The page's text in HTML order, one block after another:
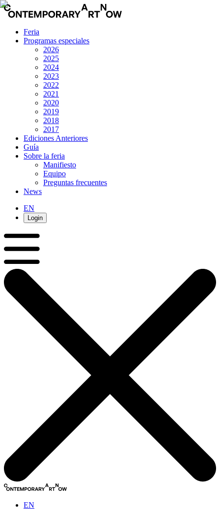
Feria
Programas especiales
2026
2025
2024
2023
2022
2021
2020
2019
2018
2017
Ediciones Anteriores
Guía
Sobre la feria
Manifiesto
Equipo
Preguntas frecuentes
News
EN
Login
EN